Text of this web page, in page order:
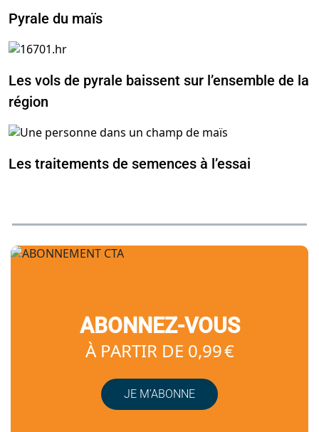
Pyrale du maïs
Les vols de pyrale baissent sur l’ensemble de la
région
Les traitements de semences à l’essai
ABONNEZ-VOUS
À PARTIR DE 0,99 €
JE M’ABONNE